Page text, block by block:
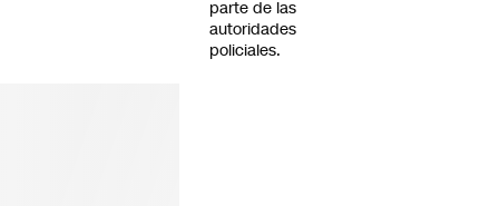
parte de las
autoridades
policiales.